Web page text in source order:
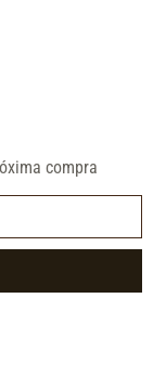
compra